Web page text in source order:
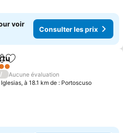
voir
Consulter les prix
Ajouter à mes favoris
/
Aucune évaluation
Iglesias, à 18.1 km de : Portoscuso